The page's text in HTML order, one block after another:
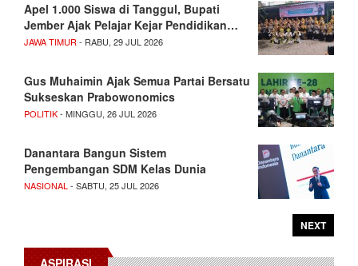
Apel 1.000 Siswa di Tanggul, Bupati
Jember Ajak Pelajar Kejar Pendidikan…
JAWA TIMUR - RABU, 29 JUL 2026
Gus Muhaimin Ajak Semua Partai Bersatu
Sukseskan Prabowonomics
POLITIK- MINGGU, 26 JUL 2026
Danantara Bangun Sistem
Pengembangan SDM Kelas Dunia
NASIONAL - SABTU, 25 JUL 2026
NEXT